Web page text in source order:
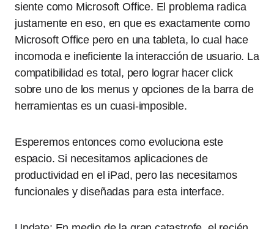
siente como Microsoft Office. El problema radica
justamente en eso, en que es exactamente como
Microsoft Office pero en una tableta, lo cual hace
incomoda e ineficiente la interacción de usuario. La
compatibilidad es total, pero lograr hacer click
sobre uno de los menus y opciones de la barra de
herramientas es un cuasi-imposible.
Esperemos entonces como evoluciona este
espacio. Si necesitamos aplicaciones de
productividad en el iPad, pero las necesitamos
funcionales y diseñadas para esta interface.